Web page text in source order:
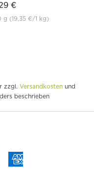
€
g (19,35 €/1 kg)
zzgl. Versandkosten und
beschrieben